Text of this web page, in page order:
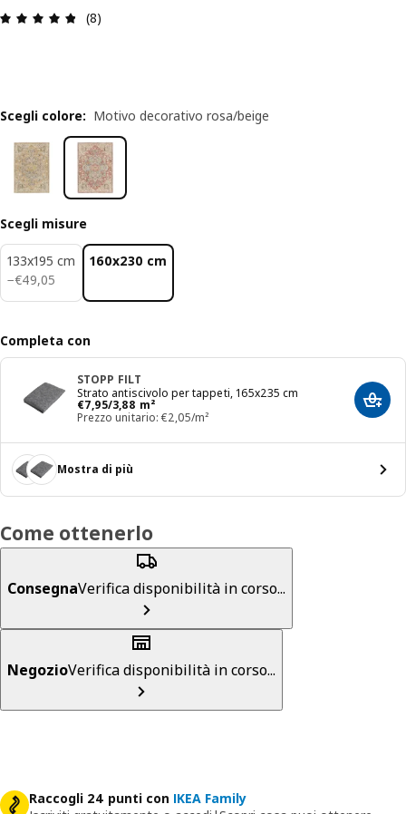
Recensione: 4.8 di 5 stelle. Recensioni totali: 8
(8)
Scegli colore: Motivo decorativo rosa/beige
Scegli misure
133x195 cm
−€49,05
€ 49,05
160x230 cm
Completa con
STOPP FILT
Strato antiscivolo per tappeti, 165x235 cm
€7,95/3,88 m²
Prezzo € 7,95/3,88 m²
Prezzo unitario: €2,05/m²
Mostra di più
Come ottenerlo
ConsegnaVerifica disponibilità in corso...
NegozioVerifica disponibilità in corso...
Raccogli 24 punti con IKEA Family